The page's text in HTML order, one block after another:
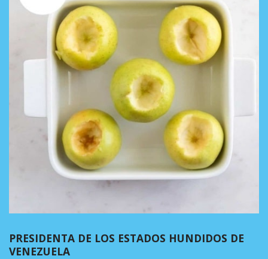
PRESIDENTA DE LOS ESTADOS HUNDIDOS DE
VENEZUELA